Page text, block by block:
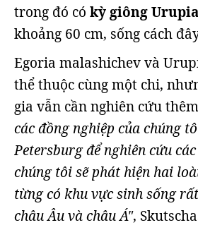
trong đó có kỳ giông
khoảng 60 cm, sống cách
Egoria malashichev và
thể thuộc cùng một chi,
gia vẫn cần nghiên cứu
các đồng nghiệp của chúng
Petersburg để nghiên cứu
chúng tôi sẽ phát hiện hai
từng có khu vực sinh sống
châu Âu và châu Á",